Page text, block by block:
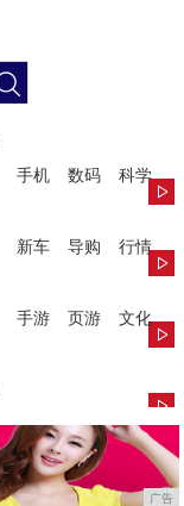
手机 数码
科学
新车 导购
行情
手游 页游
文化
广告